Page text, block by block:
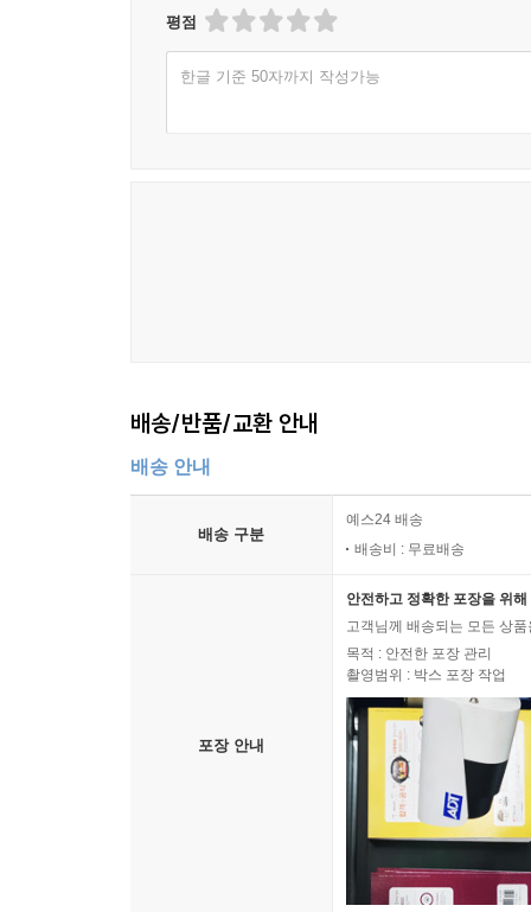
평점
한글 기준 50자까지 작성가능
배송/반품/교환 안내
배송 안내
배송 구분
예스24 배송
배송비 : 무료배송
포장 안내
안전하고 정확한 포장을 위
고객님께 배송되는 모든 상
목적 : 안전한 포장 관리
촬영범위 : 박스 포장 작업